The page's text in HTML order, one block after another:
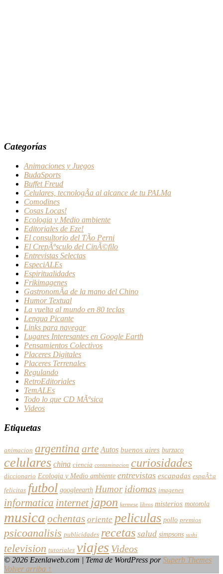
Categorías
Animaciones y Juegos
BudaSports
Buffet Freud
Celulares, tecnologÃ­a al alcance de tu PALMa
Comodines
Cosas Locas!
Ecologia y Medio ambiente
Editoriales de Eze!
El consultorio del TÃ­o Perni
El CrepÃºsculo del CinÃ©filo
Entrevistas Selectas
EspeciALEs
Espiritualidades
Frikimagenes
GastronomÃ­a de la mano del Chino
Humor Textual
La vuelta al mundo en 80 teclas
Lengua Picante
Links para navegar
Lugares Interesantes en Google Earth
Pensamientos Colectivos
Placeres Digitales
Placeres Terrenales
Regulando
RetroEditoriales
TemALEs
Todo lo que CD MÃºsica
Videos
Etiquetas
animacion argentina arte Autos buenos aires burzaco
celulares china ciencia contaminacion curiosidades
diccionario Ecologia y Medio ambiente entrevistas escapadas espaÃ±a
felicitas futbol googleearth Humor idiomas imagenes
informatica internet japon kermese libros misterios motorola
musica ochentas oriente peliculas pollo premios
psicoanalisis publicidades recetas salud simpsons sushi
television tutoriales viajes Videos
© 2026 Ezenlaweb.com | Tema de WordPress porSuperb Themes
Volver arriba ↑